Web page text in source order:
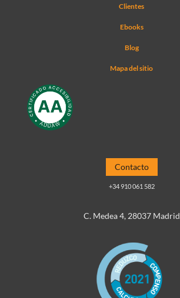
Clientes
Ebooks
Blog
Mapa del sitio
Contacto
+34 910 061 582
C. Medea 4, 28037 Madrid